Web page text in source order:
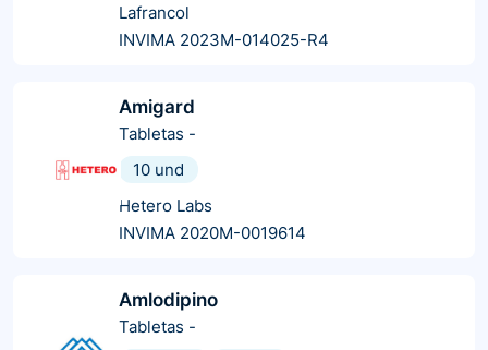
Lafrancol
INVIMA 2023M-014025-R4
Amigard
Tabletas -
10 und
Hetero Labs
INVIMA 2020M-0019614
Amlodipino
Tabletas -